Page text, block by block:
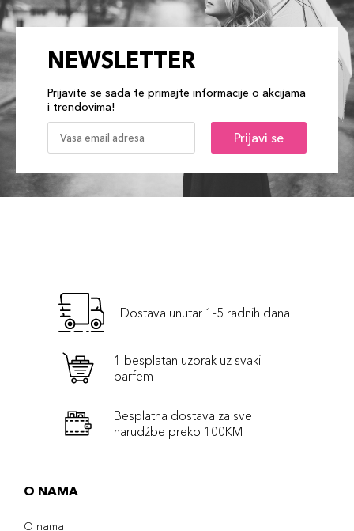
NEWSLETTER
Prijavite se sada te primajte informacije o akcijama
i trendovima!
Prijavi se
Dostava unutar 1-5 radnih dana
1 besplatan uzorak uz svaki
parfem
Besplatna dostava za sve
narudźbe preko 100KM
O NAMA
O nama